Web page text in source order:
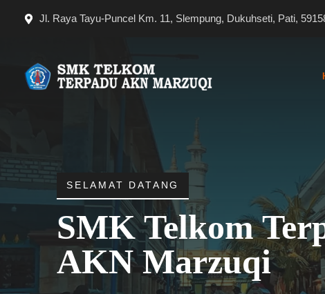
Jl. Raya Tayu-Puncel Km. 11, Slempung, Dukuhseti, Pati,
SELAMAT DATANG
SMK Telkom
AKN Marzuqi